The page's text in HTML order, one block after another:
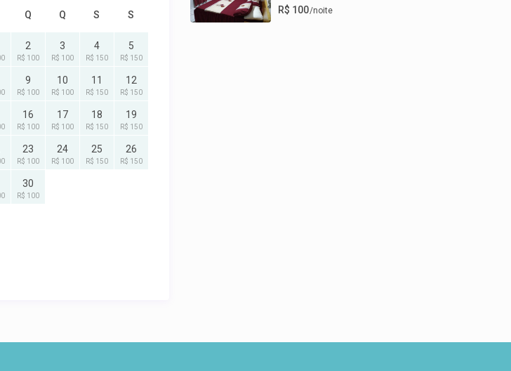
Q Q S S
2
R$ 100
3
R$ 100
4
R$ 150
5
R$ 150
9
R$ 100
10
R$ 100
11
R$ 150
12
R$ 150
16
R$ 100
17
R$ 100
18
R$ 150
19
R$ 150
23
R$ 100
24
R$ 100
25
R$ 150
26
R$ 150
30
R$ 100
R$ 100/noite